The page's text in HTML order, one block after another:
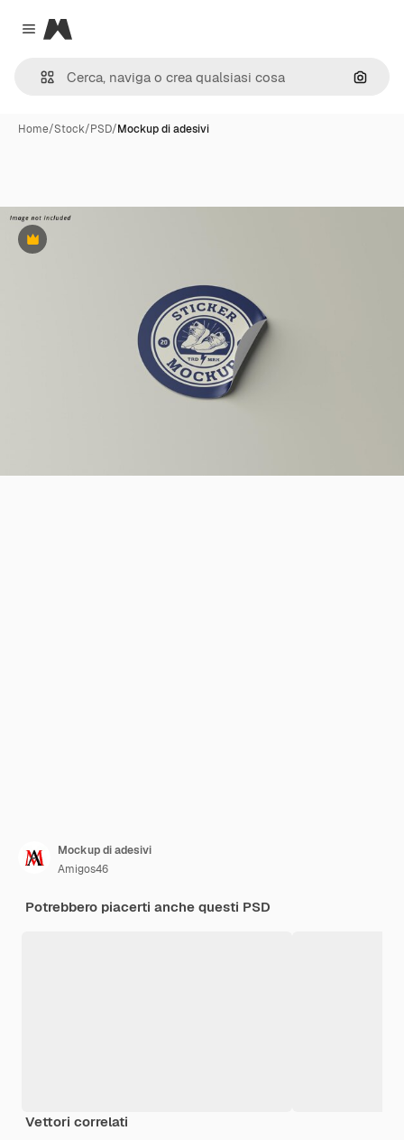
Close menu
Magnific
Cerca
Home/Stock/PSD/Mockup di adesivi
Premium
Mockup di adesivi
Amigos46
Potrebbero piacerti anche questi PSD
Vettori correlati